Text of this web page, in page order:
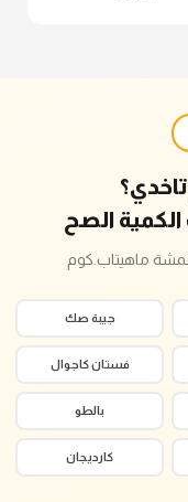
الصح
جيبة صك
فستان كاجوال
بالطو
كارديجان